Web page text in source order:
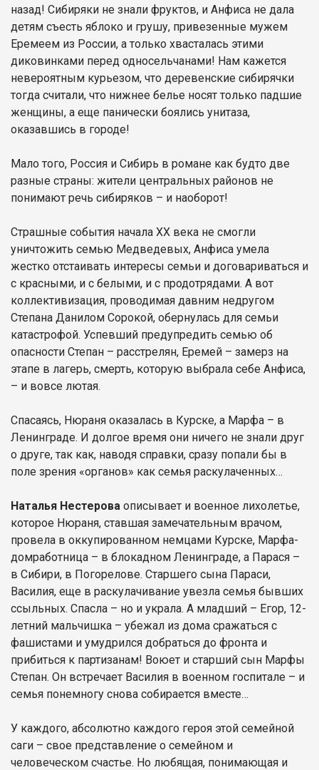
назад! Сибиряки не знали фруктов, и Анфиса не дала
детям съесть яблоко и грушу, привезенные мужем
Еремеем из России, а только хвасталась этими
диковинками перед односельчанами! Нам кажется
невероятным курьезом, что деревенские сибирячки
тогда считали, что нижнее белье носят только падшие
женщины, а еще панически боялись унитаза,
оказавшись в городе!
Мало того, Россия и Сибирь в романе как будто две
разные страны: жители центральных районов не
понимают речь сибиряков – и наоборот!
Страшные события начала ХХ века не смогли
уничтожить семью Медведевых, Анфиса умела
жестко отстаивать интересы семьи и договариваться и
с красными, и с белыми, и с продотрядами. А вот
коллективизация, проводимая давним недругом
Степана Данилом Сорокой, обернулась для семьи
катастрофой. Успевший предупредить семью об
опасности Степан – расстрелян, Еремей – замерз на
этапе в лагерь, смерть, которую выбрала себе Анфиса,
– и вовсе лютая.
Спасаясь, Нюраня оказалась в Курске, а Марфа – в
Ленинграде. И долгое время они ничего не знали друг
о друге, так как, наводя справки, сразу попали бы в
поле зрения «органов» как семья раскулаченных…
Наталья Нестерова описывает и военное лихолетье,
которое Нюраня, ставшая замечательным врачом,
провела в оккупированном немцами Курске, Марфа-
домработница – в блокадном Ленинграде, а Парася –
в Сибири, в Погорелове. Старшего сына Параси,
Василия, еще в раскулачивание увезла семья бывших
ссыльных. Спасла – но и украла. А младший – Егор, 12-
летний мальчишка – убежал из дома сражаться с
фашистами и умудрился добраться до фронта и
прибиться к партизанам! Воюет и старший сын Марфы
Степан. Он встречает Василия в военном госпитале – и
семья понемногу снова собирается вместе…
У каждого, абсолютно каждого героя этой семейной
саги – свое представление о семейном и
человеческом счастье. Но любящая, понимающая и